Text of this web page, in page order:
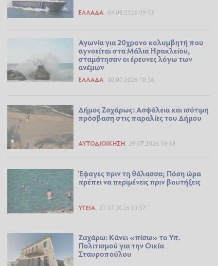
ΕΛΛΆΔΑ 04.08.2026 09:13
Αγωνία για 20χρονο κολυμβητή που
αγνοείται στα Μάλια Ηρακλείου,
σταμάτησαν οι έρευνες λόγω των
ανέμων
ΕΛΛΆΔΑ 30.07.2026 10:36
Δήμος Ζαχάρως: Ασφάλεια και ισότιμη
πρόσβαση στις παραλίες του Δήμου
ΑΥΤΟΔΙΟΊΚΗΣΗ 29.07.2026 18:18
Έφαγες πριν τη θάλασσα; Πόση ώρα
πρέπει να περιμένεις πριν βουτήξεις
ΥΓΕΊΑ 27.07.2026 13:57
Ζαχάρω: Κάνει «πίσω» το Υπ.
Πολιτισμού για την Οικία
Σταυροπούλου